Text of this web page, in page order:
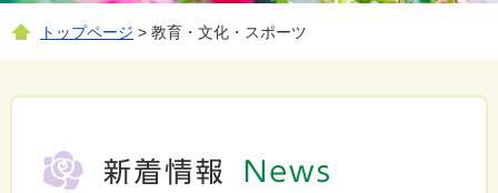
トップページ > 教育・文化・スポーツ